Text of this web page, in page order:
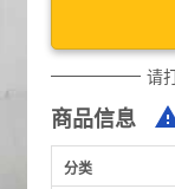
请
商品信息
分类